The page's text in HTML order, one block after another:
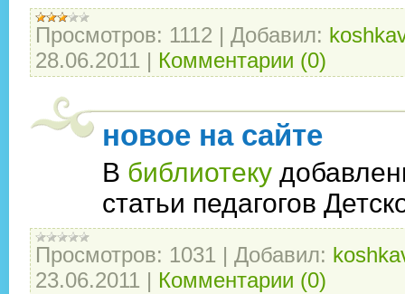
Просмотров: 1112 | Добавил:
28.06.2011 | Комментарии (0)
новое на сайте
В библиотеку
статьи педагогов
Просмотров: 1031 | Добавил:
23.06.2011 | Комментарии (0)